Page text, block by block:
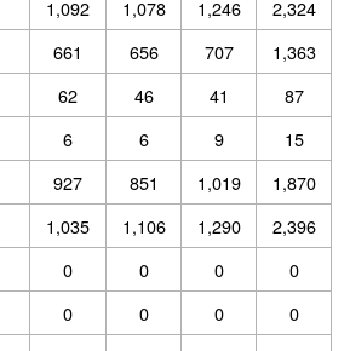
1,092 1,078 1,246
2,324
661 656 707
1,363
62 46 41
87
6 6 9
15
927 851 1,019
1,870
1,035 1,106 1,290
2,396
0 0 0
0
0 0 0
0